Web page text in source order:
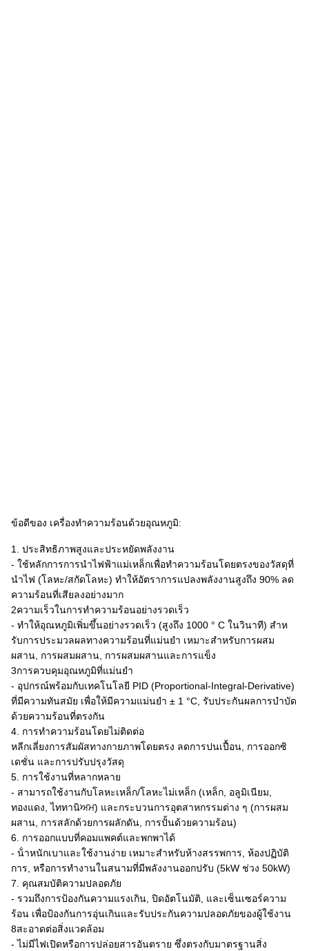
ข้อดีของ เครื่องทําความร้อนด้วยอุณหภูมิ:
1. ประสิทธิภาพสูงและประหยัดพลังงาน
- ใช้หลักการการนําไฟฟ้าแม่เหล็กเพื่อทําความร้อนโดยตรงของวัสดุที่
นําไฟ (โลหะ/สกัดโลหะ) ทําให้อัตราการแปลงพลังงานสูงถึง 90% ลด
ความร้อนที่เสียลงอย่างมาก
2ความเร็วในการทําความร้อนอย่างรวดเร็ว
- ทําให้อุณหภูมิเพิ่มขึ้นอย่างรวดเร็ว (สูงถึง 1000 ° C ในวินาที) สําห
รับการประมวลผลทางความร้อนที่แม่นยํา เหมาะสําหรับการผสม
ผสาน, การผสมผสาน, การผสมผสานและการแข็ง
3การควบคุมอุณหภูมิที่แม่นยํา
- อุปกรณ์พร้อมกับเทคโนโลยี PID (Proportional-Integral-Derivative)
ที่มีความทันสมัย เพื่อให้มีความแม่นยํา ± 1 °C, รับประกันผลการบําบัด
ด้วยความร้อนที่ตรงกัน
4. การทําความร้อนโดยไม่ติดต่อ
หลีกเลี่ยงการสัมผัสทางกายภาพโดยตรง ลดการปนเปื้อน, การออกซิ
เดชั่น และการปรับปรุงวัสดุ
5. การใช้งานที่หลากหลาย
- สามารถใช้งานกับโลหะเหล็ก/โลหะไม่เหล็ก (เหล็ก, อลูมิเนียม,
ทองแดง, ไททานิਅਮ) และกระบวนการอุตสาหกรรมต่าง ๆ (การผสม
ผสาน, การสลักด้วยการผลักดัน, การปั้นด้วยความร้อน)
6. การออกแบบที่คอมแพคต์และพกพาได้
- น้ําหนักเบาและใช้งานง่าย เหมาะสําหรับห้างสรรพการ, ห้องปฏิบัติ
การ, หรือการทํางานในสนามที่มีพลังงานออกปรับ (5kW ช่วง 50kW)
7. คุณสมบัติความปลอดภัย
- รวมถึงการป้องกันความแรงเกิน, ปิดอัตโนมัติ, และเซ็นเซอร์ความ
ร้อน เพื่อป้องกันการอุ่นเกินและรับประกันความปลอดภัยของผู้ใช้งาน
8สะอาดต่อสิ่งแวดล้อม
- ไม่มีไฟเปิดหรือการปล่อยสารอันตราย ซึ่งตรงกับมาตรฐานสิ่ง